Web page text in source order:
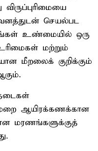
செயல்பட
உண்மையில் ஒரு
மற்றும்
மீறலைக் குறிக்கும்
ஆயிரக்கணக்கான
மரணங்களுக்குத்